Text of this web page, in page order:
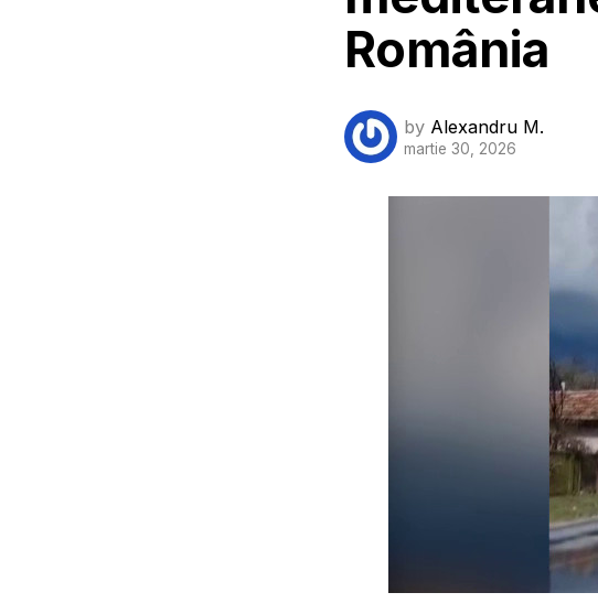
România
by Alexandru M.
martie 30, 2026